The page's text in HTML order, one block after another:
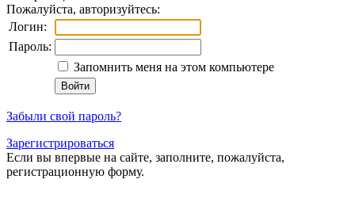
Пожалуйста, авторизуйтесь:
Логин:
Пароль:
Запомнить меня на этом компьютере
Забыли свой пароль?
Зарегистрироваться
Если вы впервые на сайте, заполните, пожалуйста,
регистрационную форму.